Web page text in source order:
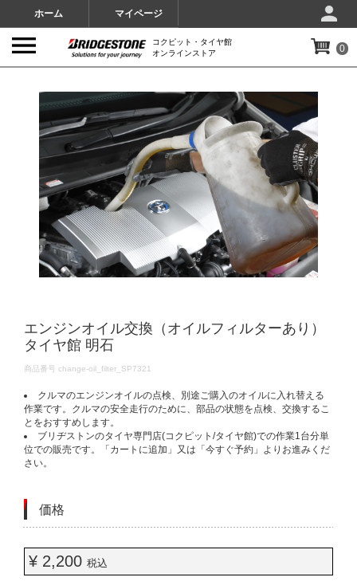
ホーム マイページ
コクピット・タイヤ館
オンラインストア
0
エンジンオイル交換（オイルフィルターあり）
タイヤ館 明石
DETAILS
商品番号 change-oil_filter_SP7321
クルマのエンジンオイルの点検、別途ご購入のオイルに入れ替える
作業です。クルマの安全走行のために、部品の状態を点検、交換するこ
とをおすすめします。
ブリヂストンのタイヤ専門店(コクピット/タイヤ館)での作業1台分単
位での販売です。「カートに追加」又は「今すぐ予約」よりお進みくだ
さい。
価格
¥ 2,200 税込